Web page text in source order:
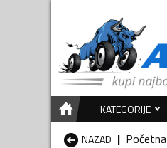
KATEGORIJE
NAZAD
Početna